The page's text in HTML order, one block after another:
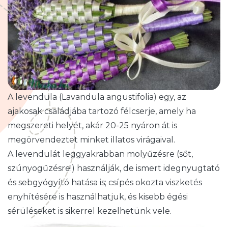
A levendula (Lavandula angustifolia) egy, az
ajakosak családjába tartozó félcserje, amely ha
megszereti helyét, akár 20-25 nyáron át is
megörvendeztet minket illatos virágaival.
A levendulát leggyakrabban molyűzésre (sőt,
szúnyogűzésre!) használják, de ismert idegnyugtató
és sebgyógyító hatása is; csípés okozta viszketés
enyhítésére is használhatjuk, és kisebb égési
sérüléseket is sikerrel kezelhetünk vele.